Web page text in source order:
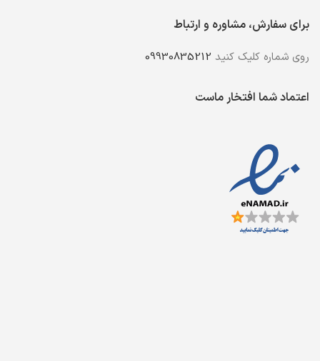
برای سفارش، مشاوره و ارتباط
روی شماره کلیک کنید 09930835212
اعتماد شما افتخار ماست